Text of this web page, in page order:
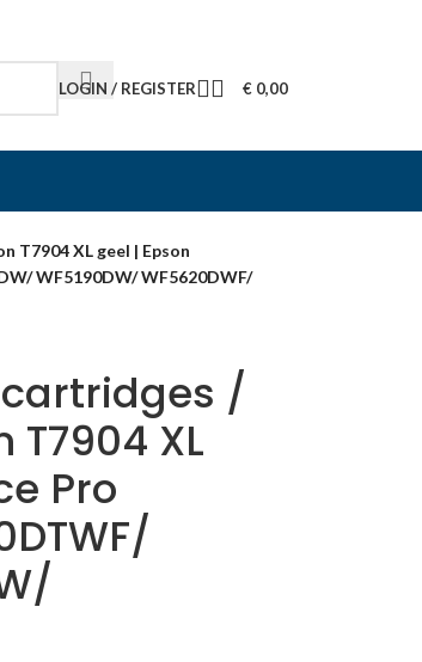
LOGIN / REGISTER € 0,00
XL geel | Epson
WF5190DW/ WF5620DWF/
/
XL
Pro